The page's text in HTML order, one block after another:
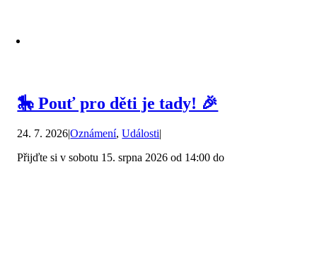
🎠 Pouť pro děti je tady! 🎉
24. 7. 2026|Oznámení,Události|
Přijďte si v sobotu 15. srpna 2026 od 14:00 do